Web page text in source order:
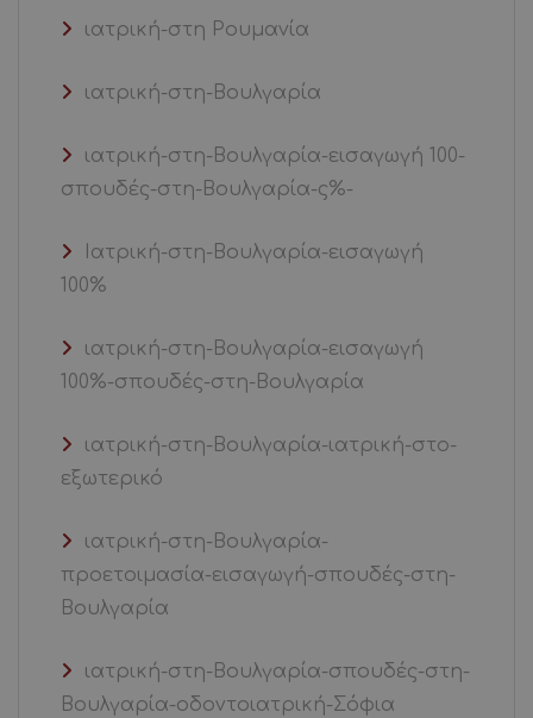
ιατρική-στη Ρουμανία
ιατρική-στη-Βουλγαρία
ιατρική-στη-Βουλγαρία-εισαγωγή 100-
σπουδές-στη-Βουλγαρία-ς%-
Ιατρική-στη-Βουλγαρία-εισαγωγή
100%
ιατρική-στη-Βουλγαρία-εισαγωγή
100%-σπουδές-στη-Βουλγαρία
ιατρική-στη-Βουλγαρία-ιατρική-στο-
εξωτερικό
ιατρική-στη-Βουλγαρία-
προετοιμασία-εισαγωγή-σπουδές-στη-
Βουλγαρία
ιατρική-στη-Βουλγαρία-σπουδές-στη-
Βουλγαρία-οδοντοιατρική-Σόφια